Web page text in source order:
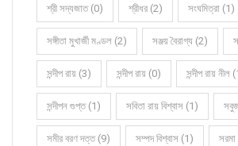
শ্রী সদ্যজাত (0) শ্রীধর (2) সংঘমিত্রা (1)
সঙ্গীতা মুখার্জী মণ্ডল (2) সঞ্জয় বৈরাগ্য (2)
সন্দীপ রায় (3) সন্দীপ রায় (0) সন্দীপ রায় নীল
সন্দীপন গুপ্ত (1) সবিতা রায় বিশ্বাস (1) সবুজ
সমীর বরণ দত্ত (9) সম্পদ বিশ্বাস (1)